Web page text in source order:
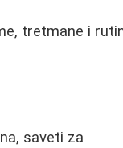
tretmane i
saveti za